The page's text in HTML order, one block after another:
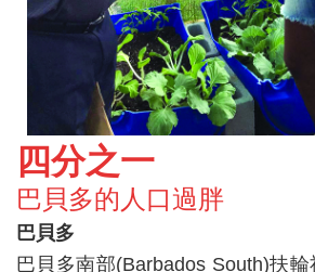
四分之一
巴貝多的人口過胖
巴貝多
巴貝多南部(Barbados South)扶